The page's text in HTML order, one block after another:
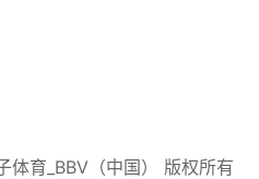
育_BBV（中国） 版权所有